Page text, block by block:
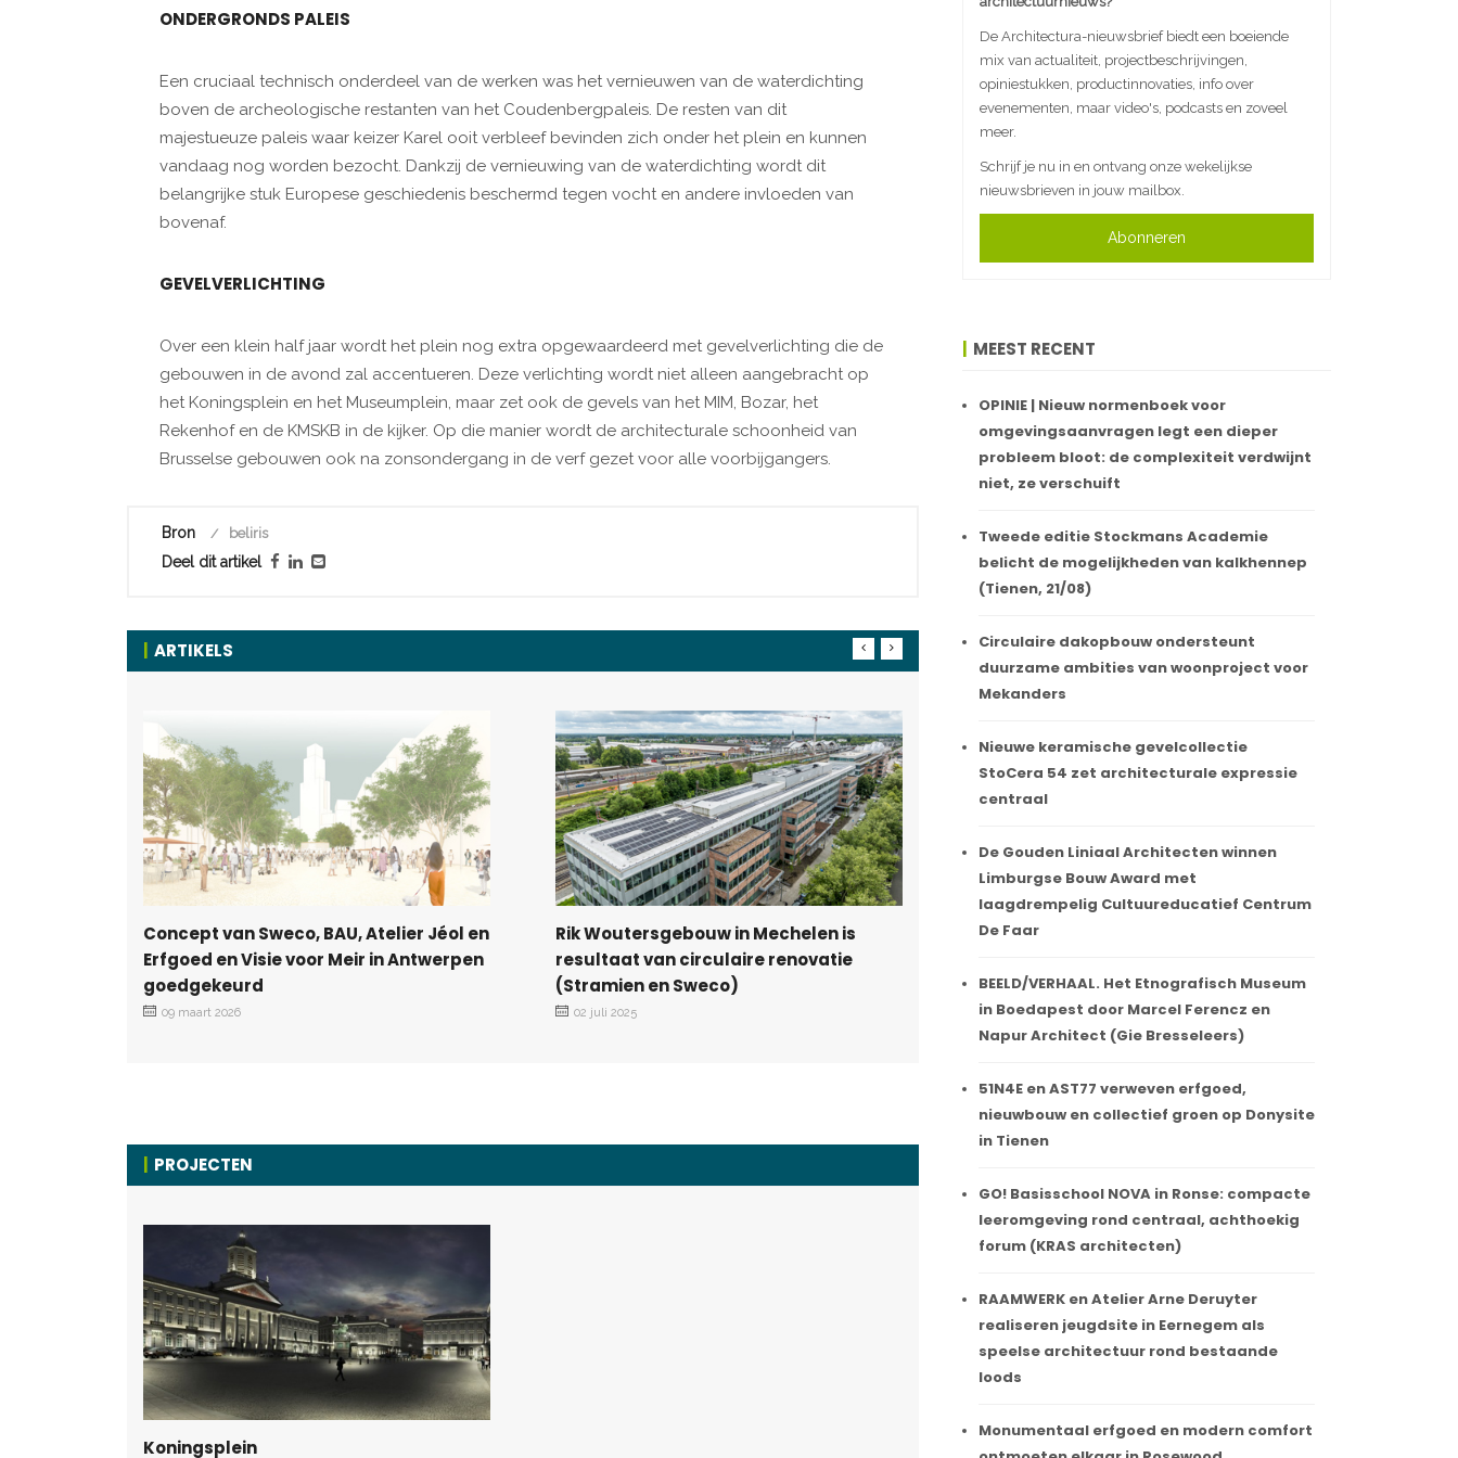
ONDERGRONDS PALEIS
Een cruciaal technisch onderdeel van de werken was het vernieuwen van de waterdichting
boven de archeologische restanten van het Coudenbergpaleis. De resten van dit
majestueuze paleis waar keizer Karel ooit verbleef bevinden zich onder het plein en kunnen
vandaag nog worden bezocht. Dankzij de vernieuwing van de waterdichting wordt dit
belangrijke stuk Europese geschiedenis beschermd tegen vocht en andere invloeden van
bovenaf.
GEVELVERLICHTING
Over een klein half jaar wordt het plein nog extra opgewaardeerd met gevelverlichting die de
gebouwen in de avond zal accentueren. Deze verlichting wordt niet alleen aangebracht op
het Koningsplein en het Museumplein, maar zet ook de gevels van het MIM, Bozar, het
Rekenhof en de KMSKB in de kijker. Op die manier wordt de architecturale schoonheid van
Brusselse gebouwen ook na zonsondergang in de verf gezet voor alle voorbijgangers.
Bron beliris
Deel dit artikel
ARTIKELS
Concept van Sweco, BAU, Atelier Jéol en
Erfgoed en Visie voor Meir in Antwerpen
goedgekeurd
09 maart 2026
Rik Woutersgebouw in Mechelen is
resultaat van circulaire renovatie
(Stramien en Sweco)
02 juli 2025
Eerstespadesteek voor heraanleg van
het Koningsplein (Sweco, West 8, Cerau
& Jean-Pierre Majot)
PROJECTEN
Koningsplein
De Architectura-nieuwsbrief biedt een boeiende
mix van actualiteit, projectbeschrijvingen,
opiniestukken, productinnovaties, info over
evenementen, maar video's, podcasts en zoveel
meer.
Schrijf je nu in en ontvang onze wekelijkse
nieuwsbrieven in jouw mailbox.
Abonneren
MEEST RECENT
OPINIE | Nieuw normenboek voor
omgevingsaanvragen legt een dieper
probleem bloot: de complexiteit verdwijnt
niet, ze verschuift
Tweede editie Stockmans Academie
belicht de mogelijkheden van kalkhennep
(Tienen, 21/08)
Circulaire dakopbouw ondersteunt
duurzame ambities van woonproject voor
Mekanders
Nieuwe keramische gevelcollectie
StoCera 54 zet architecturale expressie
centraal
De Gouden Liniaal Architecten winnen
Limburgse Bouw Award met
laagdrempelig Cultuureducatief Centrum
De Faar
BEELD/VERHAAL. Het Etnografisch Museum
in Boedapest door Marcel Ferencz en
Napur Architect (Gie Bresseleers)
51N4E en AST77 verweven erfgoed,
nieuwbouw en collectief groen op Donysite
in Tienen
GO! Basisschool NOVA in Ronse: compacte
leeromgeving rond centraal, achthoekig
forum (KRAS architecten)
RAAMWERK en Atelier Arne Deruyter
realiseren jeugdsite in Eernegem als
speelse architectuur rond bestaande
loods
Monumentaal erfgoed en modern comfort